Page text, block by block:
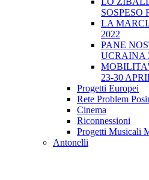
SOSPESO
LA
2022
PANE
UCRAINA
23-30
Progetti Europei
Rete Problem
Cinema
Riconnessioni
Progetti Musicali
Antonelli